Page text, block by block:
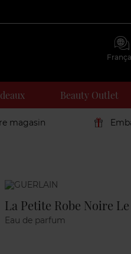
Beauty Outlet
magasin
Marque
La Petite Robe Noire
Eau de parfum